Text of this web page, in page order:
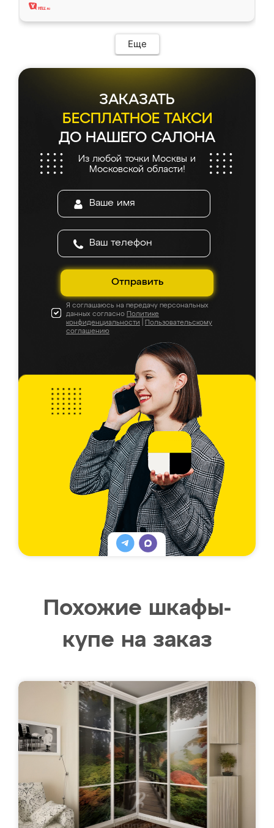
Еще
ЗАКАЗАТЬ
БЕСПЛАТНОЕ ТАКСИ
ДО НАШЕГО САЛОНА
Из любой точки Москвы и
Московской области!
Отправить
Я соглашаюсь на передачу персональных
данных согласно Политике
конфиденциальности
Пользовательскому
соглашению
Похожие шкафы-
купе на заказ